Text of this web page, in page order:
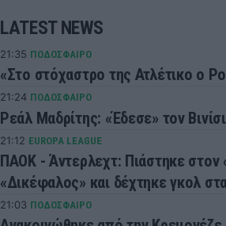
LATEST NEWS
21:35 ΠΟΔΟΣΦΑΙΡΟ
«Στο στόχαστρο της Ατλέτικο ο
21:24 ΠΟΔΟΣΦΑΙΡΟ
Ρεάλ Μαδρίτης: «Έδεσε» τον
21:12 EUROPA LEAGUE
ΠΑΟΚ - Άντερλεχτ: Πιάστηκε στον
«Δικέφαλος» και δέχτηκε γκολ
21:03 ΠΟΔΟΣΦΑΙΡΟ